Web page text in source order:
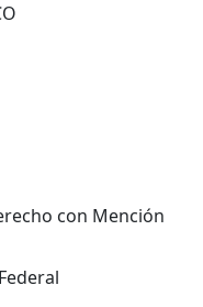
con Mención